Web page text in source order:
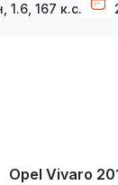
1.6, 167 к.с.
Opel Vivaro